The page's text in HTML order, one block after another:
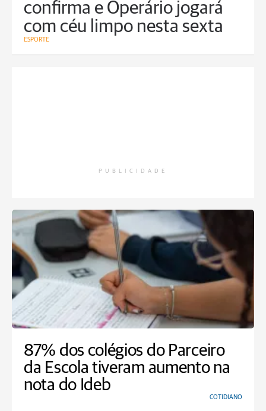
confirma e Operário jogará
com céu limpo nesta sexta
ESPORTE
PUBLICIDADE
87% dos colégios do Parceiro
da Escola tiveram aumento na
nota do Ideb
COTIDIANO